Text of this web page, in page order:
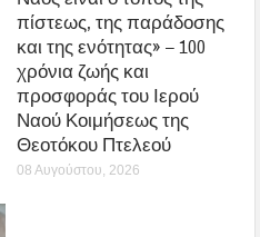
πίστεως, της παράδοσης
και της ενότητας» – 100
χρόνια ζωής και
προσφοράς του Ιερού
Ναού Κοιμήσεως της
Θεοτόκου Πτελεού
08 Αυγούστου, 2026